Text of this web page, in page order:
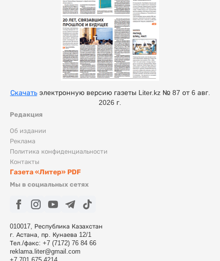
Редакция
Об издании
Реклама
Политика конфиденциальности
Контакты
Газета «Литер» PDF
Мы в социальных сетях
010017, Республика Казахстан
г. Астана, пр. Кунаева 12/1
Тел./факс: +7 (7172) 76 84 66
reklama.liter@gmail.com
Скачатьэлектронную версию газеты Liter.kz № 87 от 6 авг.
2026 г.